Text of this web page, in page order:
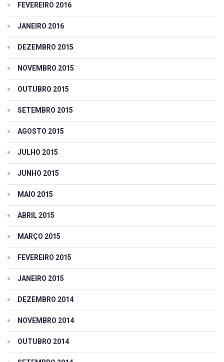
FEVEREIRO 2016
JANEIRO 2016
DEZEMBRO 2015
NOVEMBRO 2015
OUTUBRO 2015
SETEMBRO 2015
AGOSTO 2015
JULHO 2015
JUNHO 2015
MAIO 2015
ABRIL 2015
MARÇO 2015
FEVEREIRO 2015
JANEIRO 2015
DEZEMBRO 2014
NOVEMBRO 2014
OUTUBRO 2014